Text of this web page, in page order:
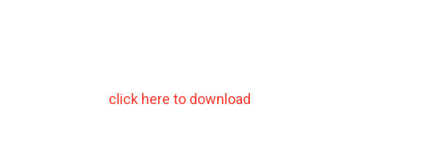
click here to download